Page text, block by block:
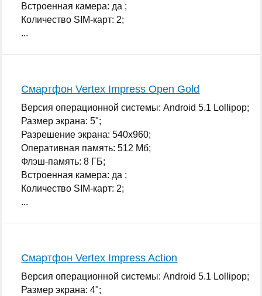
Встроенная камера: да ;
Количество SIM-карт: 2;
...
Смартфон Vertex Impress Open Gold
Версия операционной системы: Android 5.1 Lollipop;
Размер экрана: 5";
Разрешение экрана: 540x960;
Оперативная память: 512 Мб;
Флэш-память: 8 ГБ;
Встроенная камера: да ;
Количество SIM-карт: 2;
...
Смартфон Vertex Impress Action
Версия операционной системы: Android 5.1 Lollipop;
Размер экрана: 4";